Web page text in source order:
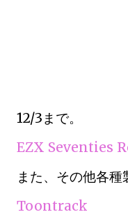
12/3まで。
EZX Seventies
また、その他各種
Toontrack